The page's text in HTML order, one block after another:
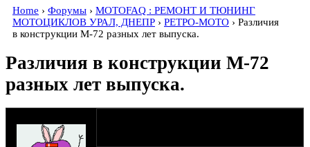
Home › Форумы › MOTOFAQ : РЕМОНТ И ТЮНИНГ
МОТОЦИКЛОВ УРАЛ, ДНЕПР › РЕТРО-МОТО › Различия
в конструкции М-72 разных лет выпуска.
Различия в конструкции М-72
разных лет выпуска.